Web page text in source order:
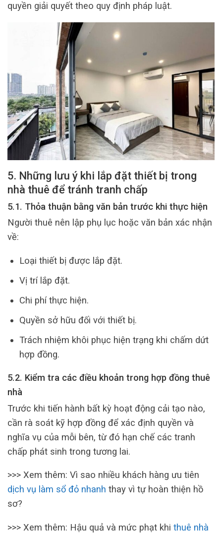
quyền giải quyết theo quy định pháp luật.
5. Những lưu ý khi lắp đặt thiết bị trong
nhà thuê để tránh tranh chấp
5.1. Thỏa thuận bằng văn bản trước khi thực hiện
Người thuê nên lập phụ lục hoặc văn bản xác nhận
về:
Loại thiết bị được lắp đặt.
Vị trí lắp đặt.
Chi phí thực hiện.
Quyền sở hữu đối với thiết bị.
Trách nhiệm khôi phục hiện trạng khi chấm dứt
hợp đồng.
5.2. Kiểm tra các điều khoản trong hợp đồng thuê
nhà
Trước khi tiến hành bất kỳ hoạt động cải tạo nào,
cần rà soát kỹ hợp đồng để xác định quyền và
nghĩa vụ của mỗi bên, từ đó hạn chế các tranh
chấp phát sinh trong tương lai.
>>> Xem thêm: Vì sao nhiều khách hàng ưu tiên
dịch vụ làm sổ đỏ nhanh thay vì tự hoàn thiện hồ
sơ?
>>> Xem thêm: Hậu quả và mức phạt khi thuê nhà